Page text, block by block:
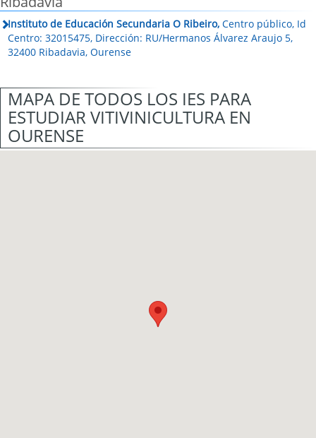
Instituto de Educación Secundaria O Ribeiro, Centro público, Id
Centro: 32015475, Dirección: RU/Hermanos Álvarez Araujo 5,
32400 Ribadavia, Ourense
MAPA DE TODOS LOS IES PARA
ESTUDIAR VITIVINICULTURA EN
OURENSE